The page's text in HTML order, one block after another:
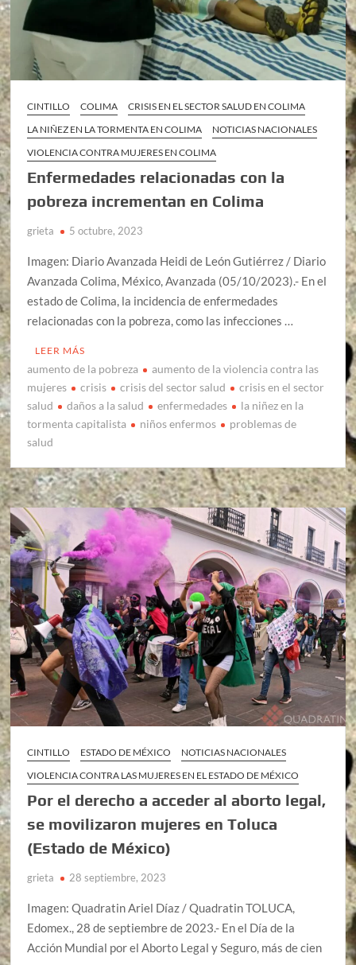
CINTILLO COLIMA
CRISIS EN EL SECTOR SALUD EN COLIMA
LA NIÑEZ EN LA TORMENTA EN COLIMA
NOTICIAS NACIONALES
VIOLENCIA CONTRA MUJERES EN COLIMA
Enfermedades relacionadas con la
pobreza incrementan en Colima
grieta 5 octubre, 2023
Imagen: Diario Avanzada Heidi de León Gutiérrez / Diario
Avanzada Colima, México, Avanzada (05/10/2023).- En el
estado de Colima, la incidencia de enfermedades
relacionadas con la pobreza, como las infecciones …
LEER MÁS
aumento de la pobreza
aumento de la violencia contra las
mujeres
crisis crisis del sector salud
crisis en el sector
salud
daños a la salud enfermedades
la niñez en la
tormenta capitalista
niños enfermos
problemas de
salud
CINTILLO ESTADO DE MÉXICO
NOTICIAS NACIONALES
VIOLENCIA CONTRA LAS MUJERES EN EL ESTADO DE MÉXICO
Por el derecho a acceder al aborto legal,
se movilizaron mujeres en Toluca
(Estado de México)
grieta 28 septiembre, 2023
Imagen: Quadratin Ariel Díaz / Quadratin TOLUCA,
Edomex., 28 de septiembre de 2023.- En el Día de la
Acción Mundial por el Aborto Legal y Seguro, más de cien